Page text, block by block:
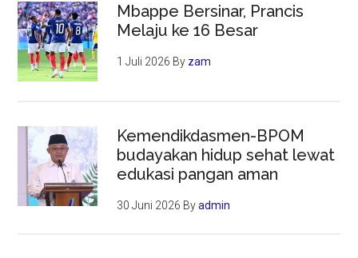
Mbappe Bersinar, Prancis
Melaju ke 16 Besar
1 Juli 2026 By zam
Kemendikdasmen-BPOM
budayakan hidup sehat lewat
edukasi pangan aman
30 Juni 2026 Byadmin